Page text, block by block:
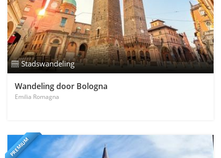
Stadswandeling
Wandeling door Bologna
Emilia Romagna
PREMIUM